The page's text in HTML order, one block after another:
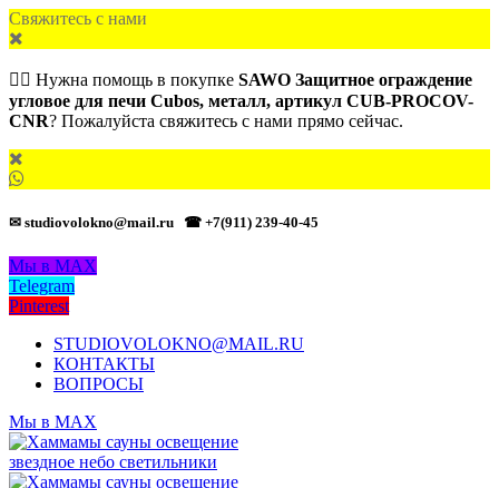
Свяжитесь с нами
🙋‍♂️ Нужна помощь в покупке SAWO Защитное ограждение
угловое для печи Cubos, металл, артикул CUB-PROCOV-
CNR? Пожалуйста свяжитесь с нами прямо сейчас.
✉ studiovolokno@mail.ru ☎ +7(911) 239-40-45
Мы в MAX
Telegram
Pinterest
STUDIOVOLOKNO@MAIL.RU
КОНТАКТЫ
ВОПРОСЫ
Мы в MAX